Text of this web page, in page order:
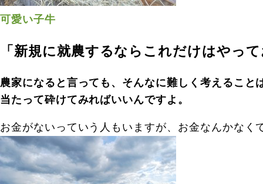
可愛い子牛
「新規に就農するならこれだけはやっ
農家になると言っても、そんなに難しく考えること
当たって砕けてみればいいんですよ。
お金がないっていう人もいますが、お金なんかな